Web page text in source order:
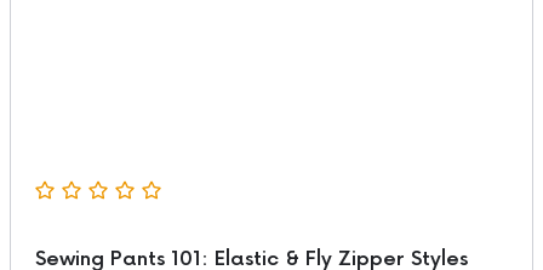
Sewing Pants 101: Elastic & Fly Zipper Styles